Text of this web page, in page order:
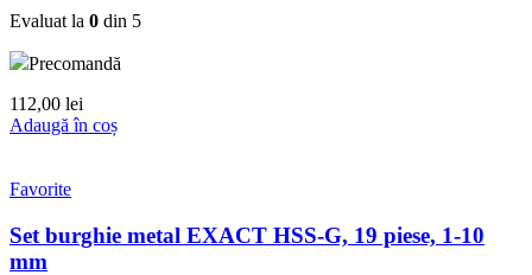
Evaluat la 0 din 5
Precomandă
112,00 lei
Adaugă în coș
Favorite
Set burghie metal EXACT HSS-G, 19 piese, 1-10
mm